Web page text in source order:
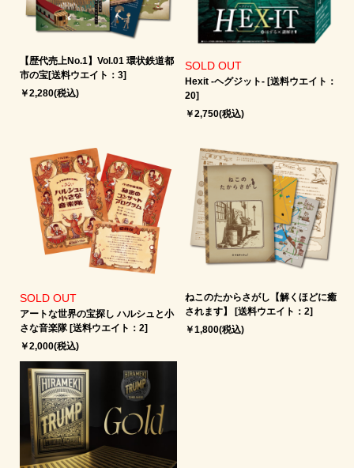
【歴代売上No.1】Vol.01 環状鉄道都
市の宝[送料ウエイト：3]
￥2,280(税込)
SOLD OUT
Hexit -ヘグジット‐ [送料ウエイト：
20]
￥2,750(税込)
SOLD OUT
アートな世界の宝探し ハルシュと小
さな音楽隊 [送料ウエイト：2]
￥2,000(税込)
ねこのたからさがし【解くほどに癒
されます】 [送料ウエイト：2]
￥1,800(税込)